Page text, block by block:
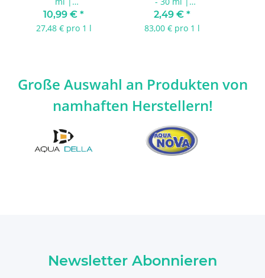
Multivitaminpräparat
10,99 € *
27,48 € pro 1 l
Multivitaminpräparat
2,49 € *
83,00 € pro 1 l
Große Auswahl an Produkten von
namhaften Herstellern!
Newsletter Abonnieren